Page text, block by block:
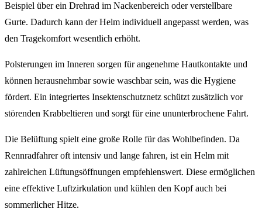
Beispiel über ein Drehrad im Nackenbereich oder verstellbare
Gurte. Dadurch kann der Helm individuell angepasst werden, was
den Tragekomfort wesentlich erhöht.
Polsterungen im Inneren sorgen für angenehme Hautkontakte und
können herausnehmbar sowie waschbar sein, was die Hygiene
fördert. Ein integriertes Insektenschutznetz schützt zusätzlich vor
störenden Krabbeltieren und sorgt für eine ununterbrochene Fahrt.
Die Belüftung spielt eine große Rolle für das Wohlbefinden. Da
Rennradfahrer oft intensiv und lange fahren, ist ein Helm mit
zahlreichen Lüftungsöffnungen empfehlenswert. Diese ermöglichen
eine effektive Luftzirkulation und kühlen den Kopf auch bei
sommerlicher Hitze.